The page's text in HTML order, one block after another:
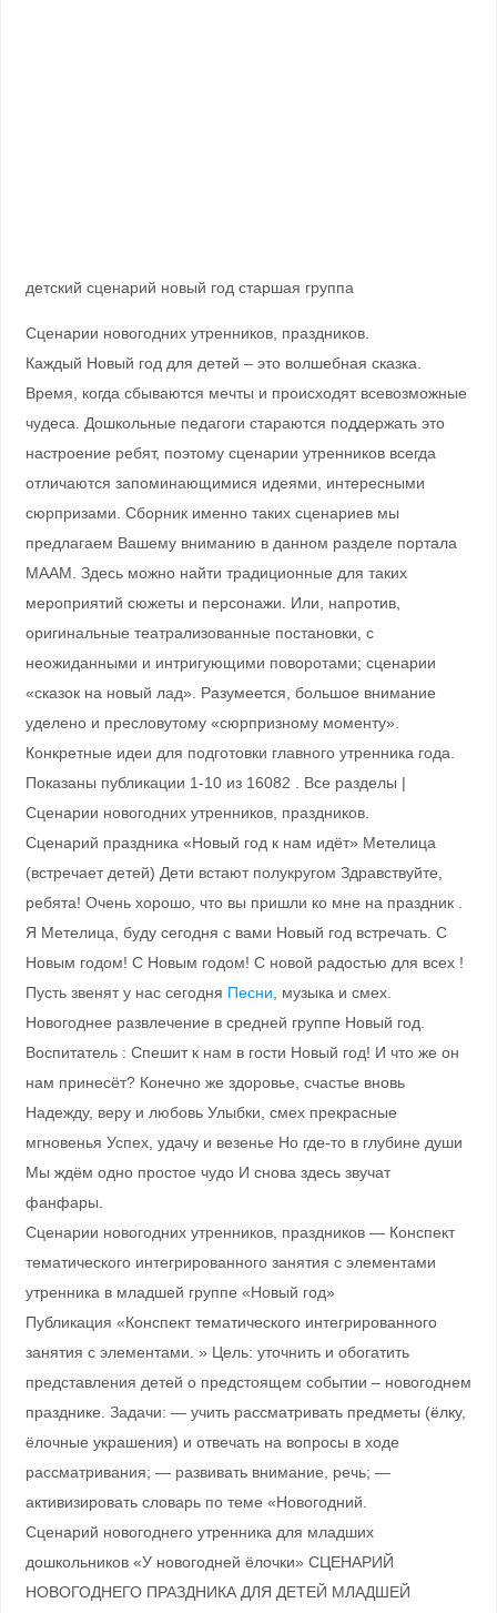
детский сценарий новый год старшая группа
Сценарии новогодних утренников, праздников.
Каждый Новый год для детей – это волшебная сказка.
Время, когда сбываются мечты и происходят всевозможные
чудеса. Дошкольные педагоги стараются поддержать это
настроение ребят, поэтому сценарии утренников всегда
отличаются запоминающимися идеями, интересными
сюрпризами. Сборник именно таких сценариев мы
предлагаем Вашему вниманию в данном разделе портала
МААМ. Здесь можно найти традиционные для таких
мероприятий сюжеты и персонажи. Или, напротив,
оригинальные театрализованные постановки, с
неожиданными и интригующими поворотами; сценарии
«сказок на новый лад». Разумеется, большое внимание
уделено и пресловутому «сюрпризному моменту».
Конкретные идеи для подготовки главного утренника года.
Показаны публикации 1-10 из 16082 . Все разделы |
Сценарии новогодних утренников, праздников.
Сценарий праздника «Новый год к нам идёт» Метелица
(встречает детей) Дети встают полукругом Здравствуйте,
ребята! Очень хорошо, что вы пришли ко мне на праздник .
Я Метелица, буду сегодня с вами Новый год встречать. С
Новым годом! С Новым годом! С новой радостью для всех !
Пусть звенят у нас сегодня Песни, музыка и смех.
Новогоднее развлечение в средней группе Новый год.
Воспитатель : Спешит к нам в гости Новый год! И что же он
нам принесёт? Конечно же здоровье, счастье вновь
Надежду, веру и любовь Улыбки, смех прекрасные
мгновенья Успех, удачу и везенье Но где-то в глубине души
Мы ждём одно простое чудо И снова здесь звучат
фанфары.
Сценарии новогодних утренников, праздников — Конспект
тематического интегрированного занятия с элементами
утренника в младшей группе «Новый год»
Публикация «Конспект тематического интегрированного
занятия с элементами. » Цель: уточнить и обогатить
представления детей о предстоящем событии – новогоднем
празднике. Задачи: — учить рассматривать предметы (ёлку,
ёлочные украшения) и отвечать на вопросы в ходе
рассматривания; — развивать внимание, речь; —
активизировать словарь по теме «Новогодний.
Сценарий новогоднего утренника для младших
дошкольников «У новогодней ёлочки» СЦЕНАРИЙ
НОВОГОДНЕГО ПРАЗДНИКА ДЛЯ ДЕТЕЙ МЛАДШЕЙ